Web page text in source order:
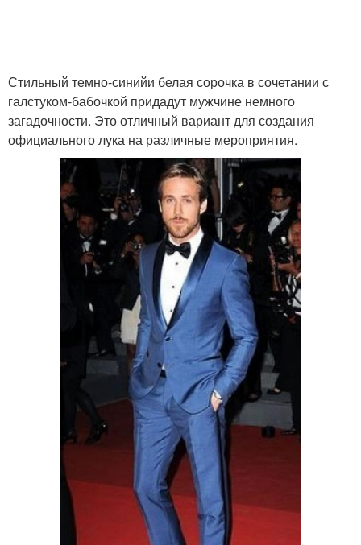
Стильный темно-синийи белая сорочка в сочетании с
галстуком-бабочкой придадут мужчине немного
загадочности. Это отличный вариант для создания
официального лука на различные мероприятия.